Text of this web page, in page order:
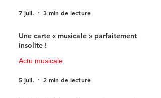
7 juil. 3 min de lecture
Une carte « musicale » parfaitement
insolite !
Actu musicale
5 juil. 2 min de lecture